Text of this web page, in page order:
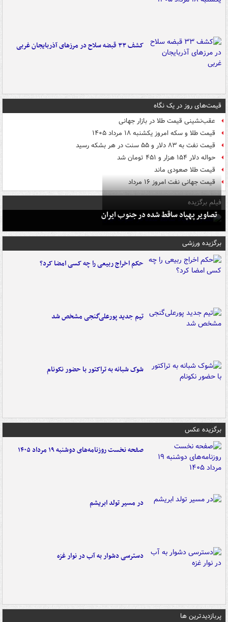
کشف ۳۳ قبضه سلاح در مرزهای آذربایجان غربی
قیمت‌های روز در یک نگاه
عقب‌نشینی قیمت طلا در بازار جهانی
قیمت طلا و سکه امروز یکشنبه ۱۸ مرداد ۱۴۰۵
قیمت نفت به ۸۳ دلار و ۵۵ سنت در هر بشکه رسید
حواله دلار ۱۵۴ هزار و ۴۵۱ تومان شد
قیمت طلا صعودی ماند
قیمت جهانی نفت امروز ۱۶ مرداد
فیلم برگزیده
تصاویر پهپاد ساقط شده در جنوب ایران
برگزیده ورزشی
حکم اخراج ربیعی را چه کسی امضا کرد؟
تیم جدید پورعلی‌گنجی مشخص شد
شوک شبانه به تراکتور با حضور نکونام
برگزیده عکس
صفحه نخست روزنامه‌های دوشنبه ۱۹ مرداد ۱۴۰۵
در مسیر تولد ابریشم
دسترسی دشوار به آب در نوار غزه
پربازدیدترین ها